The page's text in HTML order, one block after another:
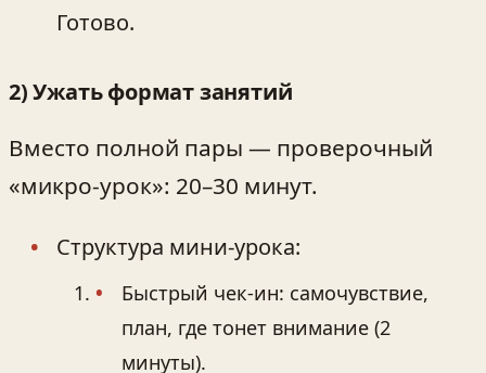
Готово.
2) Ужать формат занятий
Вместо полной пары — проверочный
«микро‑урок»: 20–30 минут.
Структура мини‑урока:
Быстрый чек‑ин: самочувствие,
план, где тонет внимание (2
минуты).